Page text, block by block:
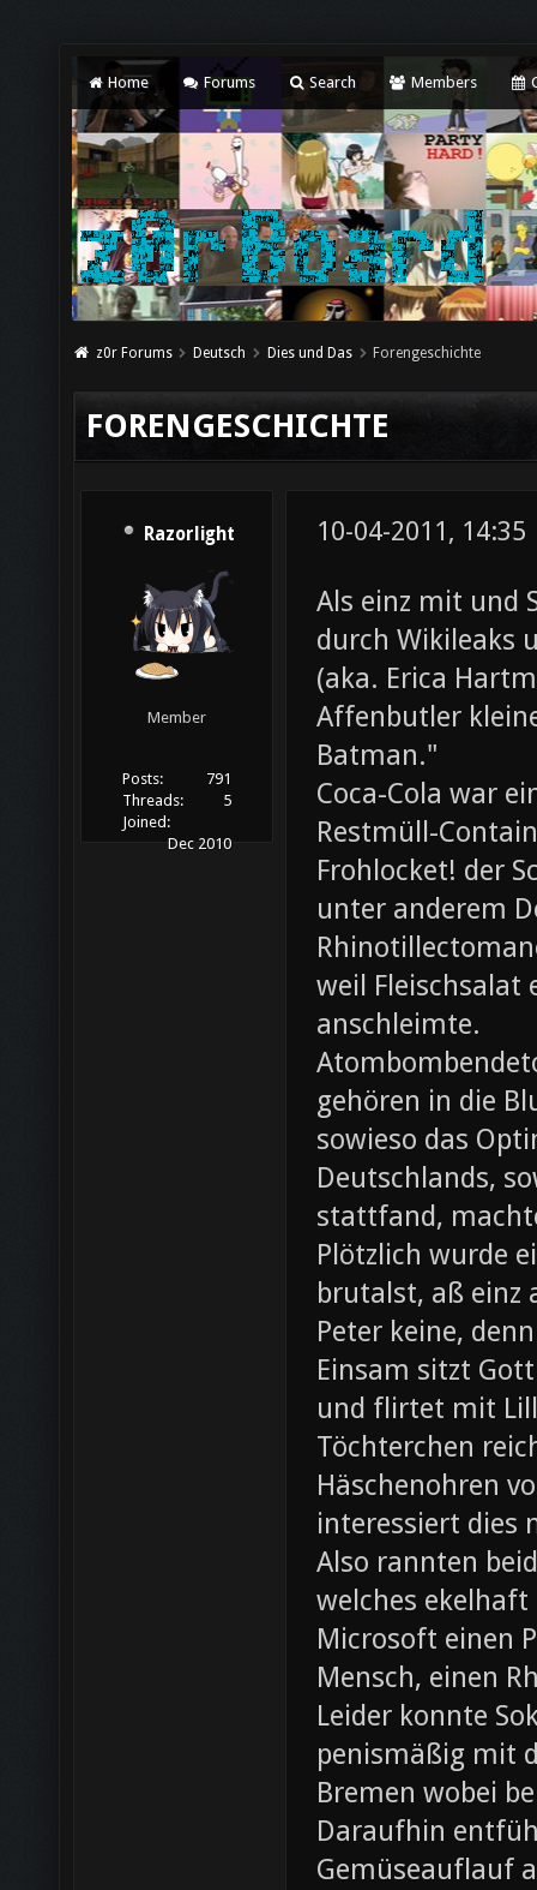
Home Forums Search Members
z0r Forums Deutsch Dies und Das Forengeschichte
FORENGESCHICHTE
Razorlight
Member
Posts:
791
Threads:
5
Joined:
Dec 2010
10-04-2011, 14:35
Als einz mit und
durch Wikileaks
(aka. Erica
Affenbutler
Batman."
Coca-Cola war
Restmüll-
Frohlocket! der
unter anderem
weil Fleischsalat
anschleimte.
gehören in die
sowieso das
Deutschlands,
stattfand,
Plötzlich wurde
brutalst, aß einz
Peter keine,
Einsam sitzt
und flirtet mit
Töchterchen
Häschenohren
interessiert dies
Also rannten
welches
Microsoft einen
Mensch, einen
Leider konnte
penismäßig mit
Bremen wobei
Daraufhin
Gemüseauflauf